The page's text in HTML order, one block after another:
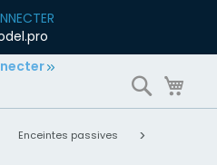
Enceintes passives